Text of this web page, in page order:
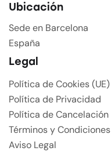
Ubicación
Sede en Barcelona
España
Legal
Política de Cookies (UE)
Política de Privacidad
Política de Cancelación
Términos y Condiciones
Aviso Legal